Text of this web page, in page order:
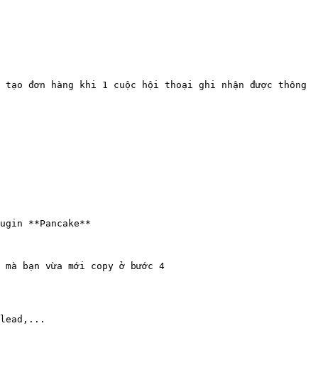
đơn hàng khi 1 cuộc hội thoại ghi nhận được thông
**Pancake**
bạn vừa mới copy ở bước 4
lead,...